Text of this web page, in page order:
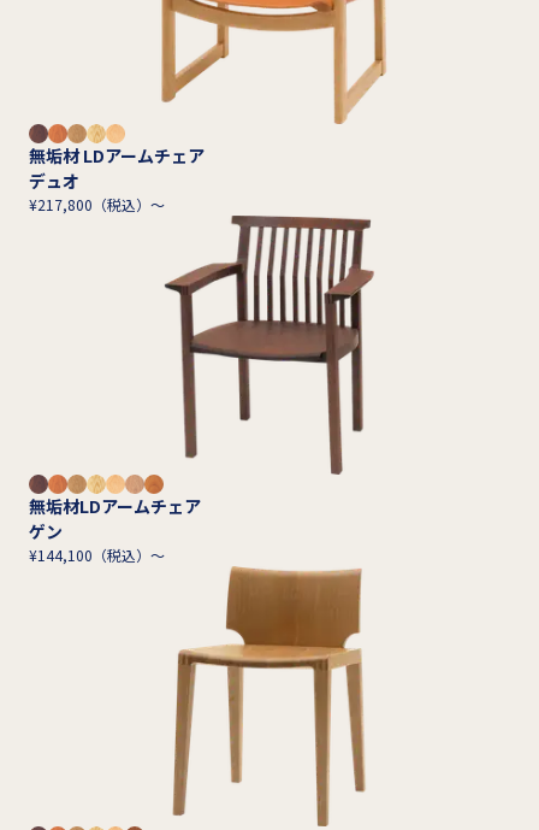
無垢材 LDアームチェア
デュオ
¥217,800（税込）～
無垢材LDアームチェア
ゲン
¥144,100（税込）～